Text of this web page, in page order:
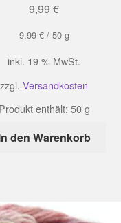
9,99 €
9,99 €/ 50 g
inkl. 19 % MwSt.
zzgl. Versandkosten
Produkt enthält: 50g
den Warenkorb